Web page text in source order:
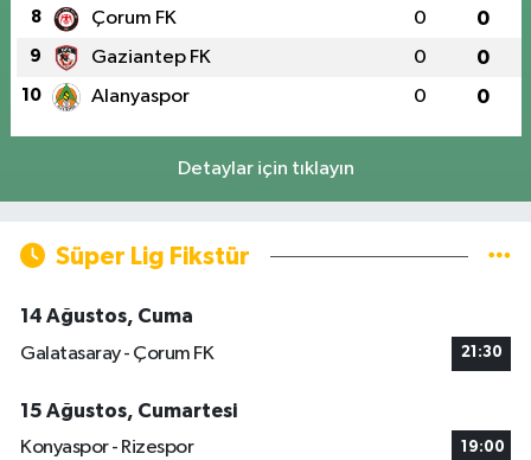
8 Çorum FK 0 0
9 Gaziantep FK 0 0
10 Alanyaspor 0 0
Detaylar için tıklayın
Süper Lig Fikstür
14 Ağustos, Cuma
Galatasaray - Çorum FK
21:30
15 Ağustos, Cumartesi
Konyaspor - Rizespor
19:00